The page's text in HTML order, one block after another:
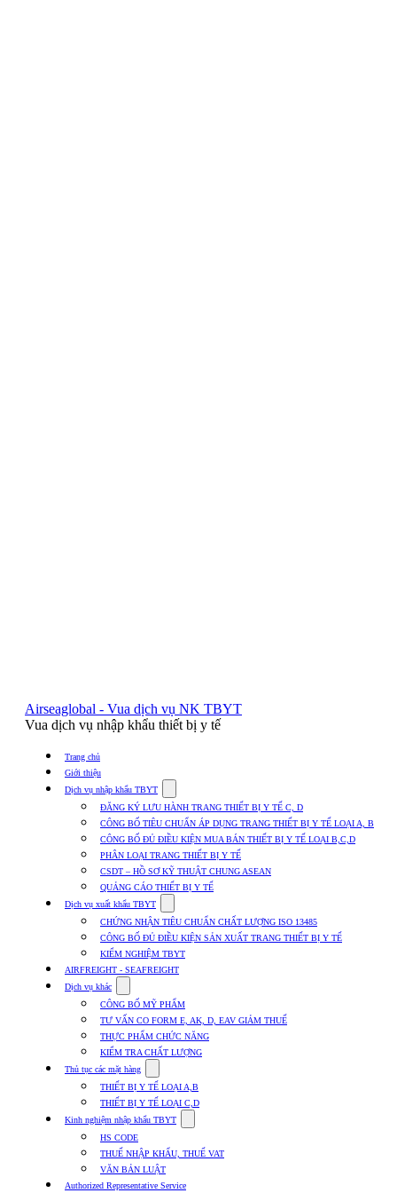
Airseaglobal - Vua dịch vụ NK TBYT
Vua dịch vụ nhập khẩu thiết bị y tế
Trang chủ
Giới thiệu
Dịch vụ nhập khẩu TBYT
submenu
for
Dịch
vụ
nhập
khẩu
TBYT
ĐĂNG KÝ LƯU HÀNH TRANG THIẾT BỊ Y TẾ C, D
CÔNG BỐ TIÊU CHUẨN ÁP DỤNG TRANG THIẾT BỊ Y TẾ LOẠI A, B
CÔNG BỐ ĐỦ ĐIỀU KIỆN MUA BÁN THIẾT BỊ Y TẾ LOẠI B,C,D
PHÂN LOẠI TRANG THIẾT BỊ Y TẾ
CSDT – HỒ SƠ KỸ THUẬT CHUNG ASEAN
QUẢNG CÁO THIẾT BỊ Y TẾ
Dịch vụ xuất khẩu TBYT
submenu
for
Dịch
vụ
xuất
TBYT
CHỨNG NHẬN TIÊU CHUẨN CHẤT LƯỢNG ISO 13485
CÔNG BỐ ĐỦ ĐIỀU KIỆN SẢN XUẤT TRANG THIẾT BỊ Y TẾ
KIỂM NGHIỆM TBYT
AIRFREIGHT - SEAFREIGHT
Dịch vụ khác
submenu
for
Dịch
vụ
khác
CÔNG BỐ MỸ PHẨM
TƯ VẤN CO FORM E, AK, D, EAV GIẢM THUẾ
THỰC PHẨM CHỨC NĂNG
KIỂM TRA CHẤT LƯỢNG
Thủ tục các mặt hàng
submenu
for
Thủ
tục
mặt
hàng
THIẾT BỊ Y TẾ LOẠI A,B
THIẾT BỊ Y TẾ LOẠI C,D
Kinh nghiệm nhập khẩu TBYT
submenu
Kinh
HS CODE
THUẾ NHẬP KHẨU, THUẾ VAT
VĂN BẢN LUẬT
Authorized Representative Service